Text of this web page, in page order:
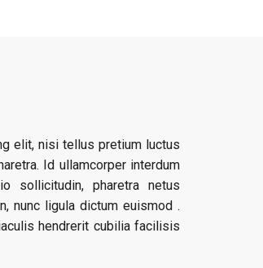
elit, nisi tellus pretium luctus
Id ullamcorper interdum
sollicitudin, pharetra netus
nunc ligula dictum euismod .
hendrerit cubilia facilisis